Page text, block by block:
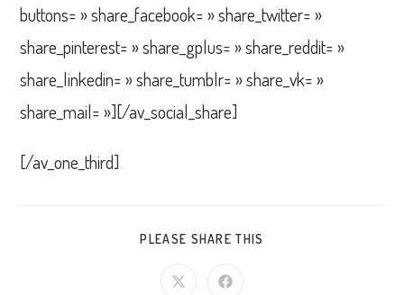
buttons= » share_facebook= » share_twitter= »
share_pinterest= » share_gplus= » share_reddit= »
share_linkedin= » share_tumblr= » share_vk= »
share_mail= »][/av_social_share]
[/av_one_third]
PLEASE SHARE THIS
Ouvrir
Ouvrir